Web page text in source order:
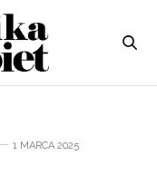
1 MARCA 2025